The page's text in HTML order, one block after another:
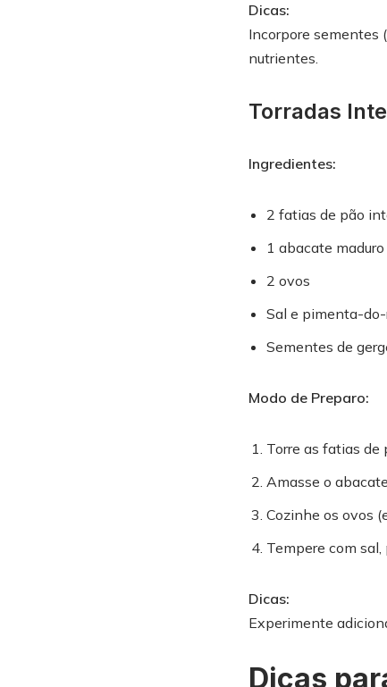
Dicas:
Incorpore sementes
nutrientes.
Torradas
Ingredientes:
2 fatias de pão
1 abacate maduro
2 ovos
Sal e pimenta-
Sementes de
Modo de Preparo:
Torre as fatias de
Amasse o
Cozinhe os ovos
Tempere com
Dicas:
Experimente
Dicas